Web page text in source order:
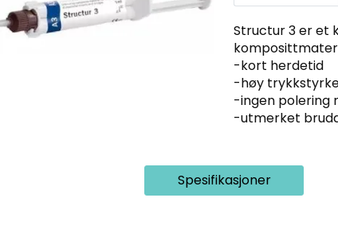
Structur 3 er et
-kort herdetid
-høy
-ingen polering
-utmerket
Spesifikasjoner